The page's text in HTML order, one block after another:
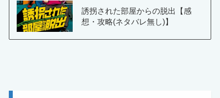
誘拐された部屋からの脱出【感
想・攻略(ネタバレ無し)】